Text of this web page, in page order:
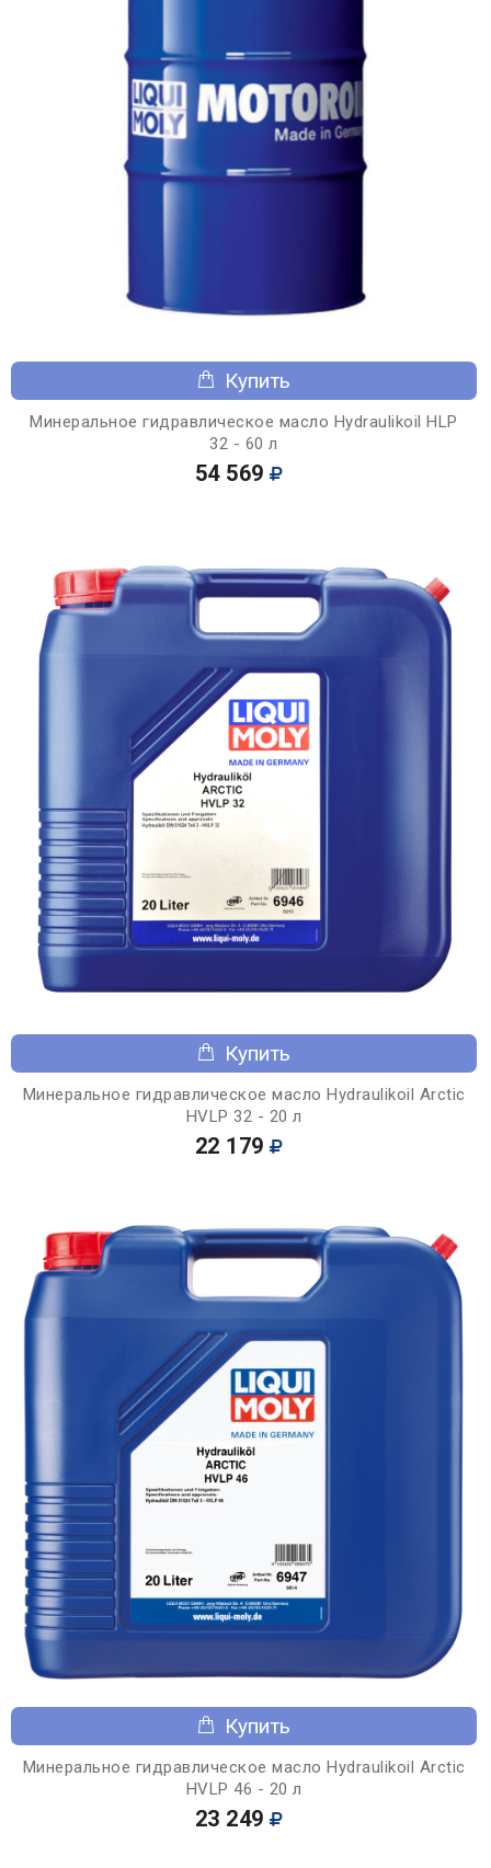
Купить
Минеральное гидравлическое масло Hydraulikoil HLP
32 - 60 л
54 569
Купить
Минеральное гидравлическое масло Hydraulikoil Arctic
HVLP 32 - 20 л
22 179
Купить
Минеральное гидравлическое масло Hydraulikoil Arctic
HVLP 46 - 20 л
23 249